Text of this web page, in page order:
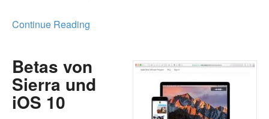
Continue Reading
Betas von
Sierra und
iOS 10